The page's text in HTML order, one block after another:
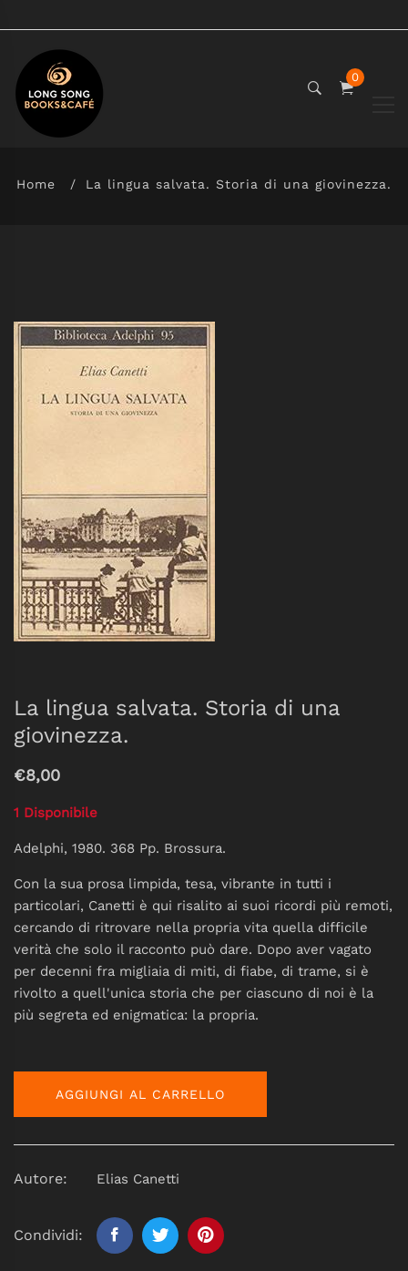
0
Home La lingua salvata. Storia di una giovinezza.
La lingua salvata. Storia di una
giovinezza.
€8,00
1 Disponibile
Adelphi, 1980. 368 Pp. Brossura.
Con la sua prosa limpida, tesa, vibrante in tutti i
particolari, Canetti è qui risalito ai suoi ricordi più remoti,
cercando di ritrovare nella propria vita quella difficile
verità che solo il racconto può dare. Dopo aver vagato
per decenni fra migliaia di miti, di fiabe, di trame, si è
rivolto a quell'unica storia che per ciascuno di noi è la
più segreta ed enigmatica: la propria.
AGGIUNGI AL CARRELLO
Autore: Elias Canetti
Condividi: